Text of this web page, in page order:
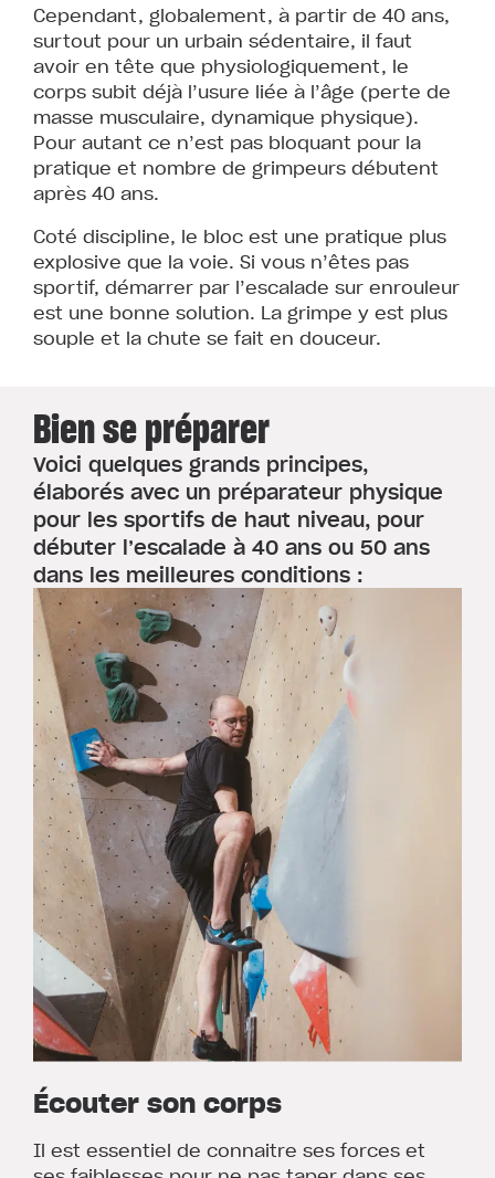
Cependant, globalement, à partir de 40 ans,
surtout pour un urbain sédentaire, il faut
avoir en tête que physiologiquement, le
corps subit déjà l’usure liée à l’âge (perte de
masse musculaire, dynamique physique).
Pour autant ce n’est pas bloquant pour la
pratique et nombre de grimpeurs débutent
après 40 ans.
Coté discipline, le bloc est une pratique plus
explosive que la voie. Si vous n’êtes pas
sportif, démarrer par l’escalade sur enrouleur
est une bonne solution. La grimpe y est plus
souple et la chute se fait en douceur.
Bien se préparer
Voici quelques grands principes,
élaborés avec un préparateur physique
pour les sportifs de haut niveau, pour
débuter l’escalade à 40 ans ou 50 ans
dans les meilleures conditions :
Écouter son corps
Il est essentiel de connaitre ses forces et